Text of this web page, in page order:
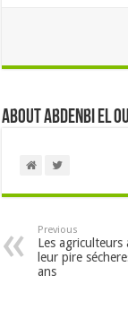
About Abdenbi EL
Previous
Les agriculteurs
leur pire
ans